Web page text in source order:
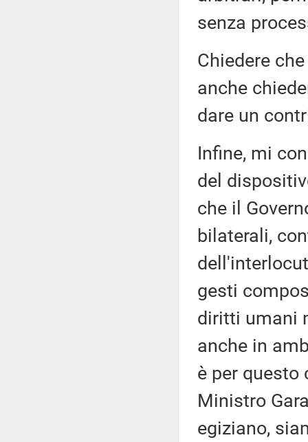
senza
Chiedere
anche
dare un
Infine, mi
del
che il
bilaterali,
gesti
diritti umani
anche in
è per questo
Ministro
egiziano,